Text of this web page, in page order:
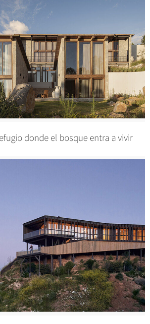
donde el bosque entra a vivir